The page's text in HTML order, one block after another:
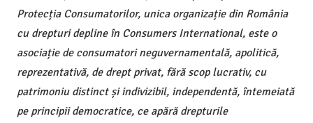
Protecția Consumatorilor, unica organizație din România
cu drepturi depline în Consumers International, este o
asociație de consumatori neguvernamentală, apolitică,
reprezentativă, de drept privat, fără scop lucrativ, cu
patrimoniu distinct și indivizibil, independentă, întemeiată
pe principii democratice, ce apără drepturile